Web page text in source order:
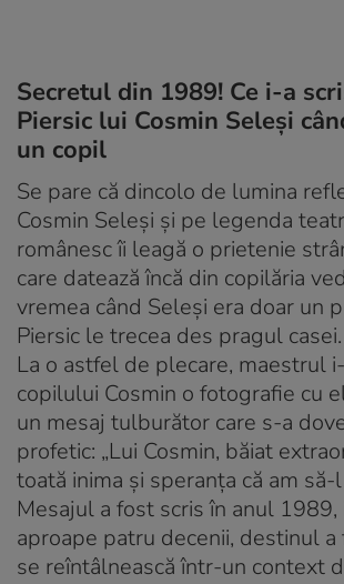
Secretul din 1989! Ce i-a
Piersic lui Cosmin Seleși
un copil
Se pare că dincolo de lumina
Cosmin Seleși și pe legenda
românesc îi leagă o prietenie
care datează încă din copilăria
vremea când Seleși era doar un
Piersic le trecea des pragul casei.
La o astfel de plecare, maestrul
copilului Cosmin o fotografie cu
un mesaj tulburător care s-a
profetic: „Lui Cosmin, băiat
toată inima și speranța că am să-l
Mesajul a fost scris în anul 1989,
aproape patru decenii, destinul a
se reîntâlnească într-un context